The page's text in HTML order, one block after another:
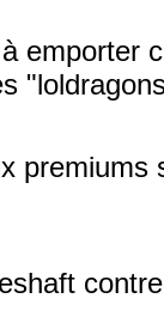
emporter
premiums